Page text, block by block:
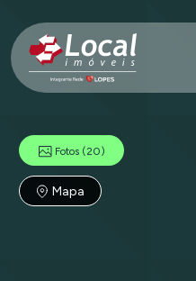
Fotos (20)
Mapa